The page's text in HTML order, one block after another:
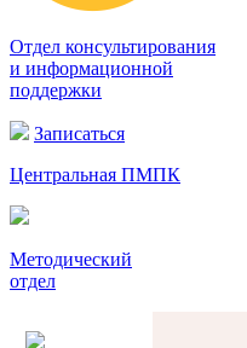
Отдел консультирования
и информационной
поддержки
Записаться
Центральная ПМПК
Методический
отдел